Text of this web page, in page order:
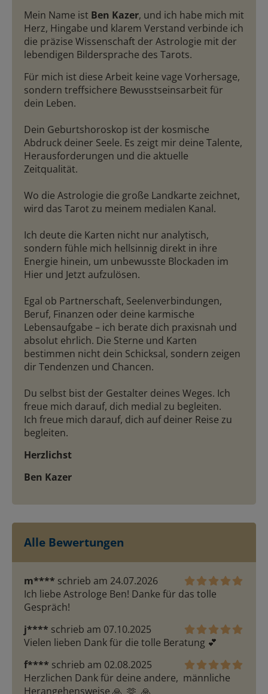
Mein Name ist Ben Kazer, und ich habe mich mit
Herz, Hingabe und klarem Verstand verbinde ich
die präzise Wissenschaft der Astrologie mit der
lebendigen Bildersprache des Tarots.
Für mich ist diese Arbeit keine vage Vorhersage,
sondern treffsichere Bewusstseinsarbeit für
dein Leben.
Dein Geburtshoroskop ist der kosmische
Abdruck deiner Seele. Es zeigt mir deine Talente,
Herausforderungen und die aktuelle
Zeitqualität.
Wo die Astrologie die große Landkarte zeichnet,
wird das Tarot zu meinem medialen Kanal.
Ich deute die Karten nicht nur analytisch,
sondern fühle mich hellsinnig direkt in ihre
Energie hinein, um unbewusste Blockaden im
Hier und Jetzt aufzulösen.
Egal ob Partnerschaft, Seelenverbindungen,
Beruf, Finanzen oder deine karmische
Lebensaufgabe – ich berate dich praxisnah und
absolut ehrlich. Die Sterne und Karten
bestimmen nicht dein Schicksal, sondern zeigen
dir Tendenzen und Chancen.
Du selbst bist der Gestalter deines Weges. Ich
freue mich darauf, dich medial zu begleiten.
Ich freue mich darauf, dich auf deiner Reise zu
begleiten.
Herzlichst
Ben Kazer
Alle Bewertungen
m**** schrieb am 24.07.2026
Ich liebe Astrologe Ben! Danke für das tolle
Gespräch!
j**** schrieb am 07.10.2025
Vielen lieben Dank für die tolle Beratung 💕
f**** schrieb am 02.08.2025
Herzlichen Dank für deine andere,  männliche
Herangehensweise 🙏  🫶  🙏